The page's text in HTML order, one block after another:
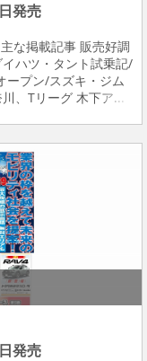
発売
な掲載記事 販売好調
ハツ・タント試乗記/
ープン/スズキ・ジム
、Tリーグ 木下ア...
発売